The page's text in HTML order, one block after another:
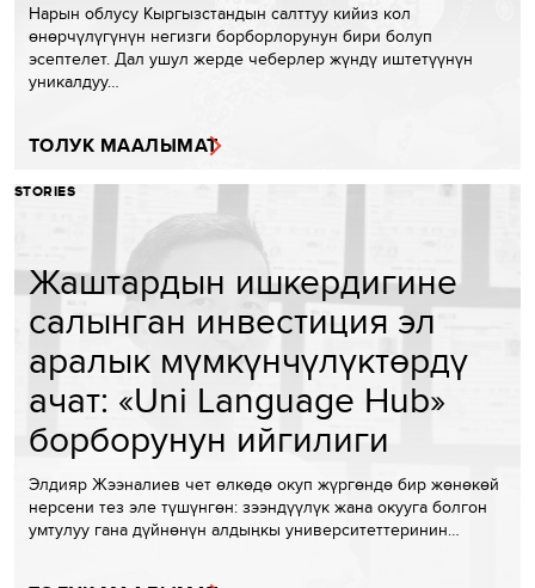
Нарын облусу Кыргызстандын салттуу кийиз кол
өнөрчүлүгүнүн негизги борборлорунун бири болуп
эсептелет. Дал ушул жерде чеберлер жүндү иштетүүнүн
уникалдуу…
ТОЛУК МААЛЫМАТ
STORIES
Жаштардын ишкердигине
салынган инвестиция эл
аралык мүмкүнчүлүктөрдү
ачат: «Uni Language Hub»
борборунун ийгилиги
Элдияр Жээналиев чет өлкөдө окуп жүргөндө бир жөнөкөй
нерсени тез эле түшүнгөн: зээндүүлүк жана окууга болгон
умтулуу гана дүйнөнүн алдыңкы университеттеринин…